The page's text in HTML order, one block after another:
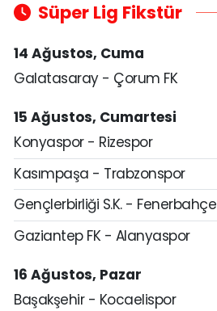
Süper Lig Fikstür
14 Ağustos, Cuma
Galatasaray - Çorum FK
15 Ağustos, Cumartesi
Konyaspor - Rizespor
Kasımpaşa - Trabzonspor
Gençlerbirliği S.K. - Fenerbahçe
Gaziantep FK - Alanyaspor
16 Ağustos, Pazar
Başakşehir - Kocaelispor